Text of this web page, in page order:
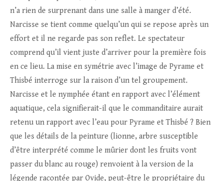
n’a rien de surprenant dans une salle à manger d’été.
Narcisse se tient comme quelqu’un qui se repose après un
effort et il ne regarde pas son reflet. Le spectateur
comprend qu’il vient juste d’arriver pour la première fois
en ce lieu. La mise en symétrie avec l’image de Pyrame et
Thisbé interroge sur la raison d’un tel groupement.
Narcisse et le nymphée étant en rapport avec l’élément
aquatique, cela signifierait-il que le commanditaire aurait
retenu un rapport avec l’eau pour Pyrame et Thisbé ? Bien
que les détails de la peinture (lionne, arbre susceptible
d’être interprété comme le mûrier dont les fruits vont
passer du blanc au rouge) renvoient à la version de la
légende racontée par Ovide, peut-être le propriétaire du